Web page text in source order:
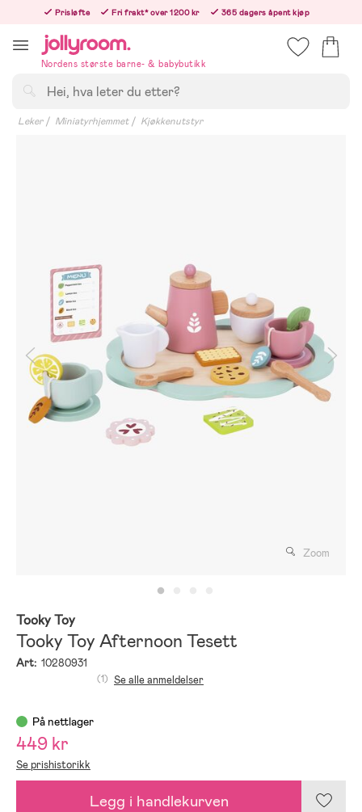
innehållet
Prisløfte Fri frakt* over 1200 kr
365 dagers åpent kjøp
Nordens største barne- & babybutikk
Leker Miniatyrhjemmet Kjøkkenutstyr
Zoom
Tooky Toy
Tooky Toy Afternoon Tesett
Art: 10280931
(1) Se alle anmeldelser
På nettlager
449 kr
Se prishistorikk
Legg i handlekurven